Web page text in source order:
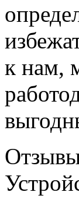
к нам,